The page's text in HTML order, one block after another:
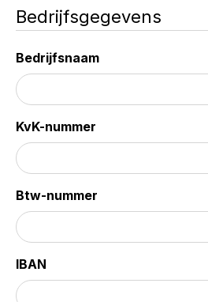
Bedrijfsgegevens
Bedrijfsnaam
KvK-nummer
Btw-nummer
IBAN